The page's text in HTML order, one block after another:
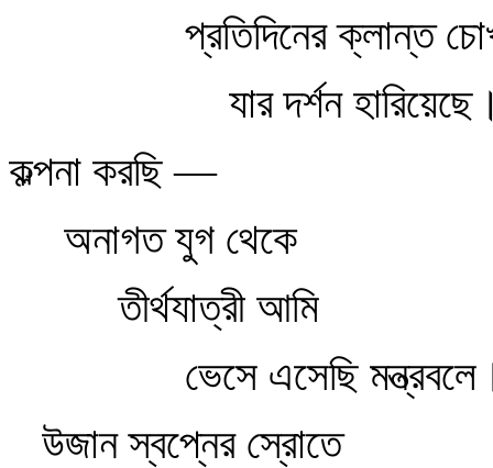
প্রতিদিনের ক্লান্ত
যার দর্শন
কল্পনা করছি —
অনাগত যুগ থেকে
তীর্থযাত্রী আমি
ভেসে এসেছি
উজান স্বপ্নের স্রোতে